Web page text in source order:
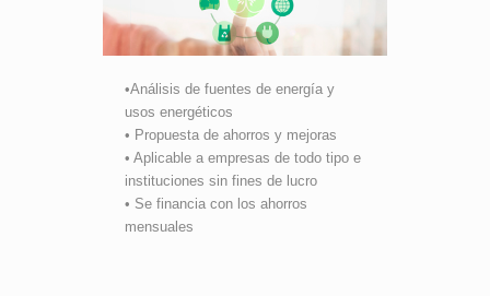
•Análisis de fuentes de energía y
usos energéticos
• Propuesta de ahorros y mejoras
• Aplicable a empresas de todo tipo e
instituciones sin fines de lucro
• Se financia con los ahorros
mensuales